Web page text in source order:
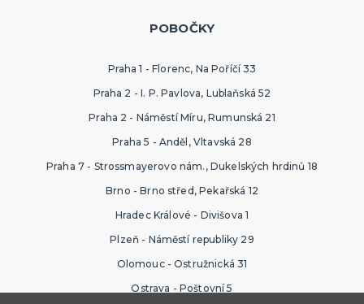
POBOČKY
Praha 1 - Florenc, Na Poříčí 33
Praha 2 - I. P. Pavlova, Lublaňská 52
Praha 2 - Náměstí Míru, Rumunská 21
Praha 5 - Anděl, Vltavská 28
Praha 7 - Strossmayerovo nám., Dukelských hrdinů 18
Brno - Brno střed, Pekařská 12
Hradec Králové - Divišova 1
Plzeň - Náměstí republiky 29
Olomouc - Ostružnická 31
Ostrava - Poštovní 5